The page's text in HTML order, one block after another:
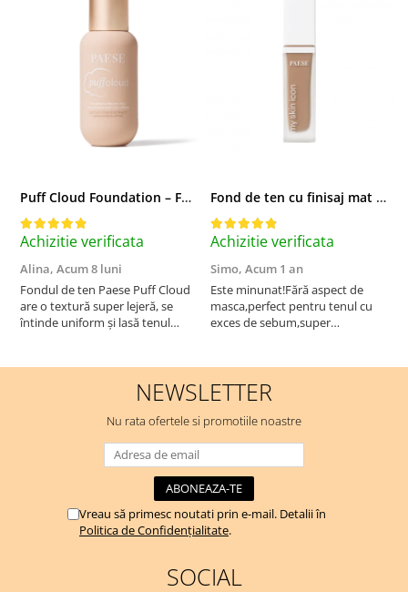
Puff Cloud Foundation – Fond de ten cu efect natural
Achizitie verificata
Alina, Acum 8 luni
Fondul de ten Paese Puff Cloud
are o textură super lejeră, se
întinde uniform și lasă tenul
rezistă bine toată ziua și nu
oxidează. Se simte ca o cremă
hidratantă pe piele. Un f...
Fond de ten cu finisaj mat si satinat, 3C ALMOND - 33 ml
Achizitie verificata
Simo, Acum 1 an
Este minunat!Fără aspect de
masca,perfect pentru tenul cu
exces de sebum,super
NEWSLETTER
Nu rata ofertele si promotiile noastre
Vreau să primesc noutati prin e-mail. Detalii în
Politica de Confidențialitate.
SOCIAL